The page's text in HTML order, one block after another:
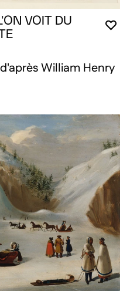
VOIT DU
William Henry